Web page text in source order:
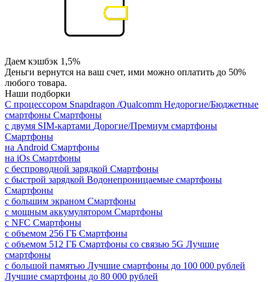
Даем кэшбэк 1,5%
Деньги вернутся на ваш счет, ими можно оплатить до 50%
любого товара.
Наши подборки
С процессором Snapdragon /Qualcomm Недорогие/Бюджетные
смартфоны Смартфоны
с двумя SIM-картами Дорогие/Премиум смартфоны
Смартфоны
на Android Смартфоны
на iOs Смартфоны
с беспроводной зарядкой Смартфоны
с быстрой зарядкой Водонепроницаемые смартфоны
Смартфоны
с большим экраном Смартфоны
с мощным аккумулятором Смартфоны
с NFC Смартфоны
с объемом 256 ГБ Смартфоны
с объемом 512 ГБ Смартфоны со связью 5G Лучшие
смартфоны
с большой памятью Лучшие смартфоны до 100 000 рублей
Лучшие смартфоны до 80 000 рублей